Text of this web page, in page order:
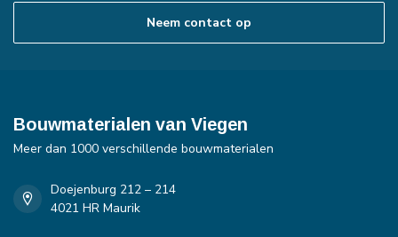
Neem contact op
Bouwmaterialen van Viegen
Meer dan 1000 verschillende bouwmaterialen
Doejenburg 212 – 214
4021 HR Maurik